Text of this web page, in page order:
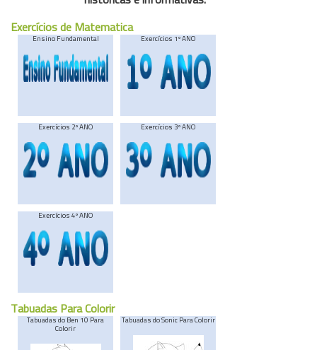
Exercícios de Matematica
Ensino Fundamental Exercícios 1º ANO
Exercícios 2º ANO Exercícios 3º ANO
Exercícios 4º ANO
Tabuadas Para Colorir
Tabuadas do Ben 10 Para
Colorir
Tabuadas do Sonic Para Colorir